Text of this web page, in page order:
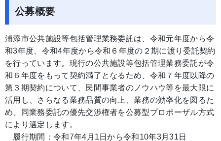
公募概要
浦添市公共施設等包括管理業務委託は、令和元年度から令
和3年度、令和4年度から令和６年度の２期に渡り委託契約
を行っています。現行の公共施設等包括管理業務委託が令
和６年度をもって契約満了となるため、令和７年度以降の
第３期契約について、民間事業者のノウハウ等を最大限に
活用し、さらなる業務品質の向上、業務の効率化を図るた
め、同業務委託の優先交渉権者を公募型プロポーザル方式
により選定します。
履行期間：令和7年4月1日から令和10年3月31日